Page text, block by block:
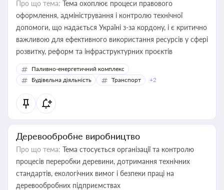
Про що тема: Тема охоплює процеси правового
оформлення, адміністрування і контролю технічної
допомоги, що надається Україні з-за кордону, і є критично
важливою для ефективного використання ресурсів у сфері
розвитку, реформ та інфраструктурних проєктів
Паливно-енергетичний комплекс
Будівельна діяльність
Транспорт +2
Деревообробне виробництво
Про що тема: Тема стосується організації та контролю
процесів переробки деревини, дотримання технічних
стандартів, екологічних вимог і безпеки праці на
деревообробних підприємствах